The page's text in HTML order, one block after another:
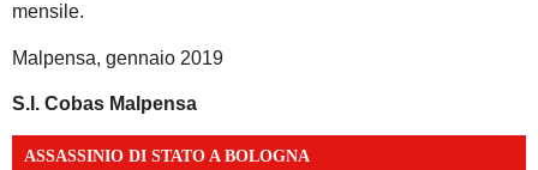
mensile.
Malpensa, gennaio 2019
S.I. Cobas Malpensa
ASSASSINIO DI STATO A BOLOGNA